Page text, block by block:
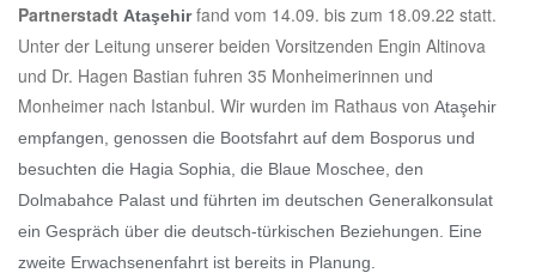
Partnerstadt Ataşehir fand vom 14.09. bis zum 18.09.22 statt.
Unter der Leitung unserer beiden Vorsitzenden Engin Altinova
und Dr. Hagen Bastian fuhren 35 Monheimerinnen und
Monheimer nach Istanbul. Wir wurden im Rathaus von Ataşehir
empfangen, genossen die Bootsfahrt auf dem Bosporus und
besuchten die Hagia Sophia, die Blaue Moschee, den
Dolmabahce Palast und führten im deutschen Generalkonsulat
ein Gespräch über die deutsch-türkischen Beziehungen. Eine
zweite Erwachsenenfahrt ist bereits in Planung.